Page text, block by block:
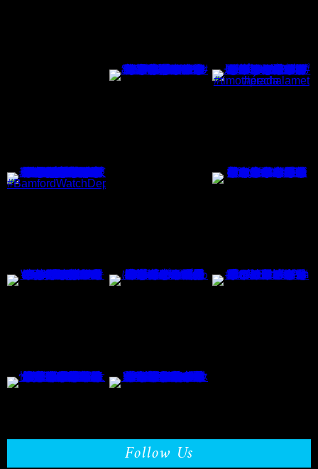
Follow Us